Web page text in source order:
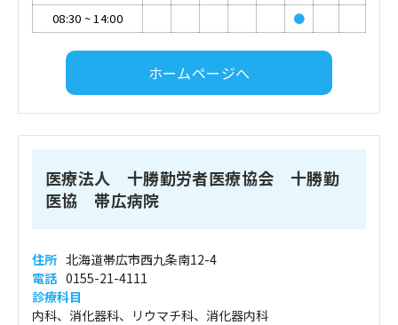
08:30 ~14:00 ●
ホームページへ
医療法人 十勝勤労者医療協会 十勝勤
医協 帯広病院
住所 北海道帯広市西九条南12-4
電話 0155-21-4111
診療科目
内科、消化器科、リウマチ科、消化器内科